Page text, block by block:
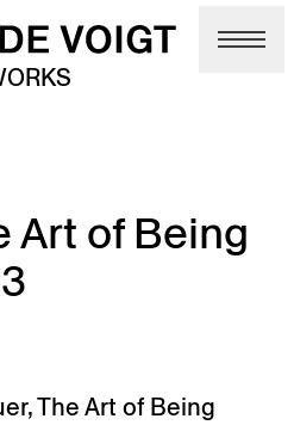
Art of Being
,The Art of Being